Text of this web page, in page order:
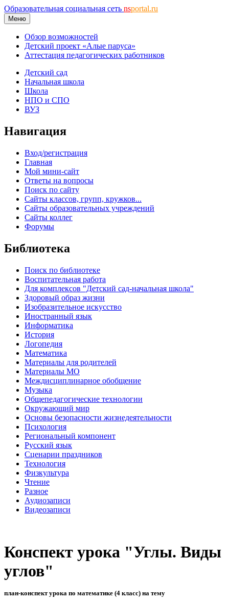
Образовательная социальная сеть nsportal.ru
Меню
Обзор возможностей
Детский проект «Алые паруса»
Аттестация педагогических работников
Детский сад
Начальная школа
Школа
НПО и СПО
ВУЗ
Навигация
Вход/регистрация
Главная
Мой мини-сайт
Ответы на вопросы
Поиск по сайту
Сайты классов, групп, кружков...
Сайты образовательных учреждений
Сайты коллег
Форумы
Библиотека
Поиск по библиотеке
Воспитательная работа
Для комплексов "Детский сад-начальная школа"
Здоровый образ жизни
Изобразительное искусство
Иностранный язык
Информатика
История
Логопедия
Математика
Материалы для родителей
Материалы МО
Междисциплинарное обобщение
Музыка
Общепедагогические технологии
Окружающий мир
Основы безопасности жизнедеятельности
Психология
Региональный компонент
Русский язык
Сценарии праздников
Технология
Физкультура
Чтение
Разное
Аудиозаписи
Видеозаписи
Конспект урока "Углы. Виды
углов"
план-конспект урока по математике (4 класс) на тему